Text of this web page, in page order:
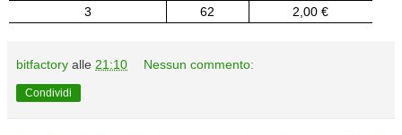
3
62 2,00 €
bitfactory alle 21:10 Nessun commento:
Condividi